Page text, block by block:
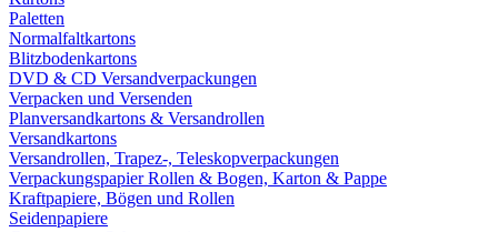
Paletten
Normalfaltkartons
Blitzbodenkartons
DVD & CD Versandverpackungen
Verpacken und Versenden
Planversandkartons & Versandrollen
Versandkartons
Versandrollen, Trapez-, Teleskopverpackungen
Verpackungspapier Rollen & Bogen, Karton & Pappe
Kraftpapiere, Bögen und Rollen
Seidenpapiere